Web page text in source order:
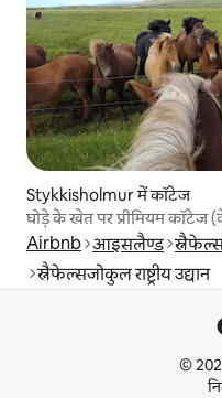
Stykkisholmur में कॉटेज
घोड़े के खेत पर प्रीमियम
Airbnb आइसलैण्ड
स्नैफेल्सजोकुल राष्ट्रीय उद्यान
©